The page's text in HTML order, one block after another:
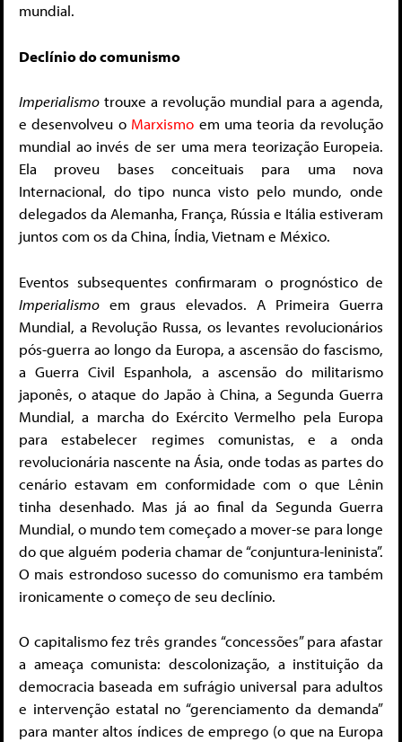
mundial.
Declínio do comunismo
Imperialismo trouxe a revolução mundial para a agenda,
e desenvolveu o Marxismo em uma teoria da revolução
mundial ao invés de ser uma mera teorização Europeia.
Ela proveu bases conceituais para uma nova
Internacional, do tipo nunca visto pelo mundo, onde
delegados da Alemanha, França, Rússia e Itália estiveram
juntos com os da China, Índia, Vietnam e México.
Eventos subsequentes confirmaram o prognóstico de
Imperialismo em graus elevados. A Primeira Guerra
Mundial, a Revolução Russa, os levantes revolucionários
pós-guerra ao longo da Europa, a ascensão do fascismo,
a Guerra Civil Espanhola, a ascensão do militarismo
japonês, o ataque do Japão à China, a Segunda Guerra
Mundial, a marcha do Exército Vermelho pela Europa
para estabelecer regimes comunistas, e a onda
revolucionária nascente na Ásia, onde todas as partes do
cenário estavam em conformidade com o que Lênin
tinha desenhado. Mas já ao final da Segunda Guerra
Mundial, o mundo tem começado a mover-se para longe
do que alguém poderia chamar de “conjuntura-leninista”.
O mais estrondoso sucesso do comunismo era também
ironicamente o começo de seu declínio.
O capitalismo fez três grandes “concessões” para afastar
a ameaça comunista: descolonização, a instituição da
democracia baseada em sufrágio universal para adultos
e intervenção estatal no “gerenciamento da demanda”
para manter altos índices de emprego (o que na Europa